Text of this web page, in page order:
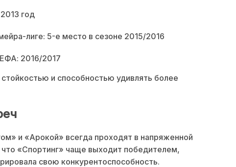
год
лиге: 5-е место в сезоне 2015/2016
2016/2017
и способностью удивлять более
и «Арокой» всегда проходят в напряженной
«Спортинг» чаще выходит победителем,
свою конкурентоспособность.